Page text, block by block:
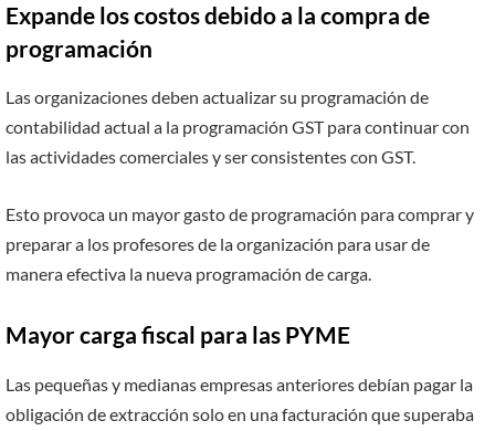
Expande los costos debido a la compra de
programación
Las organizaciones deben actualizar su programación de
contabilidad actual a la programación GST para continuar con
las actividades comerciales y ser consistentes con GST.
Esto provoca un mayor gasto de programación para comprar y
preparar a los profesores de la organización para usar de
manera efectiva la nueva programación de carga.
Mayor carga fiscal para las PYME
Las pequeñas y medianas empresas anteriores debían pagar la
obligación de extracción solo en una facturación que superaba